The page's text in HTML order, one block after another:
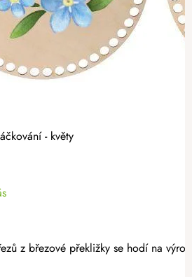
- květy
z březové překližky se hodí na